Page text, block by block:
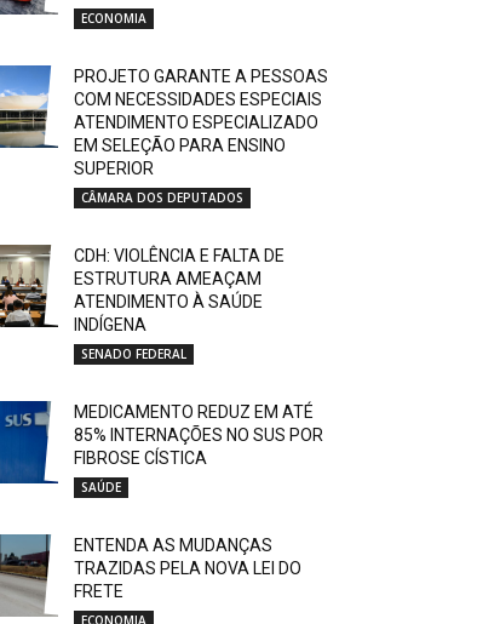
ECONOMIA
PROJETO GARANTE A PESSOAS
COM NECESSIDADES ESPECIAIS
ATENDIMENTO ESPECIALIZADO
EM SELEÇÃO PARA ENSINO
SUPERIOR
CÂMARA DOS DEPUTADOS
CDH: VIOLÊNCIA E FALTA DE
ESTRUTURA AMEAÇAM
ATENDIMENTO À SAÚDE
INDÍGENA
SENADO FEDERAL
MEDICAMENTO REDUZ EM ATÉ
85% INTERNAÇÕES NO SUS POR
FIBROSE CÍSTICA
SAÚDE
ENTENDA AS MUDANÇAS
TRAZIDAS PELA NOVA LEI DO
FRETE
ECONOMIA